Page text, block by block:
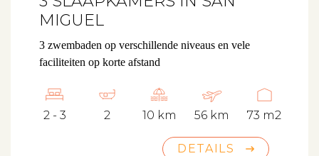
MIGUEL
3 zwembaden op verschillende niveaus en vele
faciliteiten op korte afstand
2 - 3 2 10 km 56 km 73 m2
DETAILS